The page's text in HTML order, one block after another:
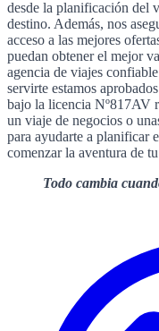
desde la planificación del
destino. Además, nos
acceso a las mejores
puedan obtener el mejor
agencia de viajes
servirte estamos
bajo la licencia Nº817AV
un viaje de negocios o
para ayudarte a planificar
comenzar la aventura de
Todo cambia